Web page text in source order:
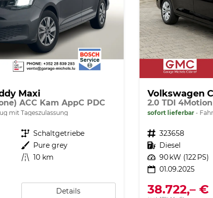
Maxi
ACC Kam AppC PDC
mit Tageszulassung
Getriebe Schaltgetriebe
Außenfarbe Pure grey
Kilometerstand 10 km
Details
Volkswagen
sofort lieferbar
Fahrzeugnr. 323658
Kraftstoff Diesel
Leistung 90 kW (122 PS)
01.09.2025
38.722,– €